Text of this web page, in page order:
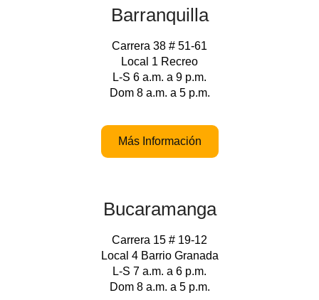
Barranquilla
Carrera 38 # 51-61
Local 1 Recreo
L-S 6 a.m. a 9 p.m.
Dom 8 a.m. a 5 p.m.
Más Información
Bucaramanga
Carrera 15 # 19-12
Local 4 Barrio Granada
L-S 7 a.m. a 6 p.m.
Dom 8 a.m. a 5 p.m.